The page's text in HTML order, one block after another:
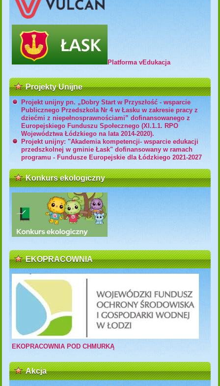
Platforma vEdukacja
Projekty Unijne
Projekt unijny pn. „Dobry Start w Przyszłość - wsparcie
Publicznego Przedszkola Nr 4 w Łasku w zakresie pracy z
dziećmi z niepełnosprawnościami” dofinansowanego z
Europejskiego Funduszu Społecznego (XI.1.1. RPO
Województwa Łódzkiego na lata 2014-2020).
Projekt unijny: "Akademia kompetencji- wsparcie edukacji
przedszkolnej w gminie Łask" dofinansowany w ramach
programu - Fundusze Europejskie dla Łódzkiego 2021-2027
Konkurs ekologiczny
EKOPRACOWNIA
EKOPRACOWNIA POD CHMURKĄ
Akcja